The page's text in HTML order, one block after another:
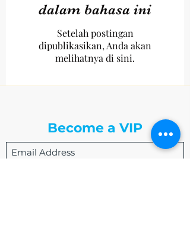
dalam bahasa ini
Setelah postingan
dipublikasikan, Anda akan
melihatnya di sini.
Become a VIP